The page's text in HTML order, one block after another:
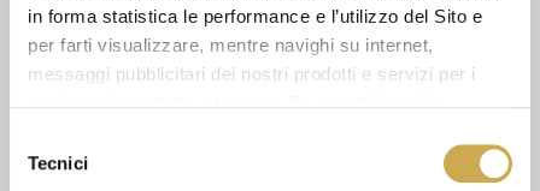
in forma statistica le performance e l’utilizzo del Sito e
per farti visualizzare, mentre navighi su internet,
messaggi pubblicitari dei nostri prodotti e servizi per i
delTecnici